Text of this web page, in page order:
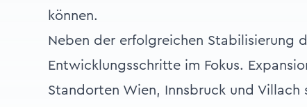
können.
Neben der erfolgreichen Stabilisierung
Entwicklungsschritte im Fokus.
Standorten Wien, Innsbruck und